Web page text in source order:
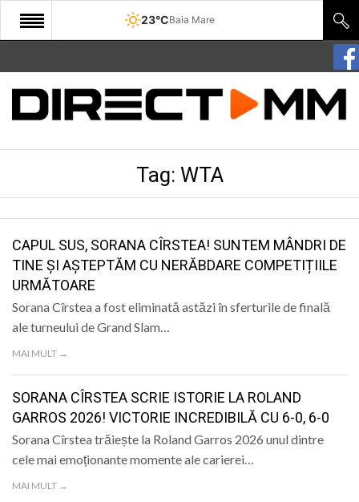
23°CBaia Mare
START
COMUNITATE
SANATATE
SPORT
SPECIAL
Tag: WTA
CAPUL SUS, SORANA CÎRSTEA! SUNTEM MÂNDRI DE
TINE ȘI AȘTEPTĂM CU NERĂBDARE COMPETIȚIILE
URMĂTOARE
Sorana Cîrstea a fost eliminată astăzi în sferturile de finală
ale turneului de Grand Slam…
MAI MULT →
SORANA CÎRSTEA SCRIE ISTORIE LA ROLAND
GARROS 2026! VICTORIE INCREDIBILĂ CU 6-0, 6-0
Sorana Cîrstea trăiește la Roland Garros 2026 unul dintre
cele mai emoționante momente ale carierei…
MAI MULT →